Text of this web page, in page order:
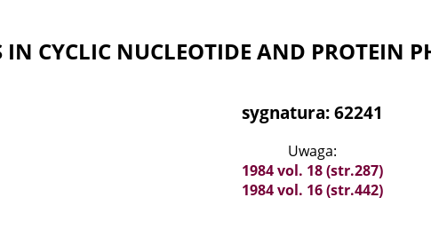
IN CYCLIC NUCLEOTIDE AND PROTEIN
sygnatura: 62241
Uwaga:
1984 vol. 18 (str.287)
1984 vol. 16 (str.442)